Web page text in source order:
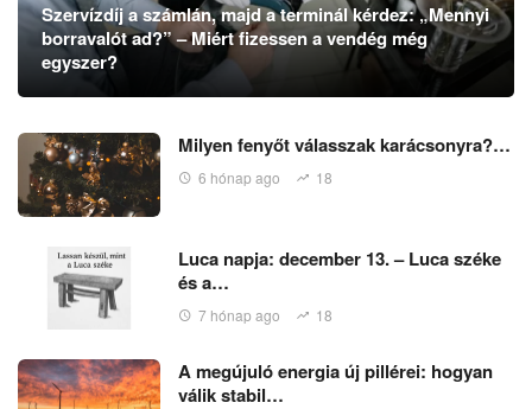
Szervízdíj a számlán, majd a terminál kérdez: „Mennyi
borravalót ad?” – Miért fizessen a vendég még
egyszer?
Milyen fenyőt válasszak karácsonyra?…
6 hónap ago 18
Luca napja: december 13. – Luca széke
és a…
7 hónap ago 18
A megújuló energia új pillérei: hogyan
válik stabil…